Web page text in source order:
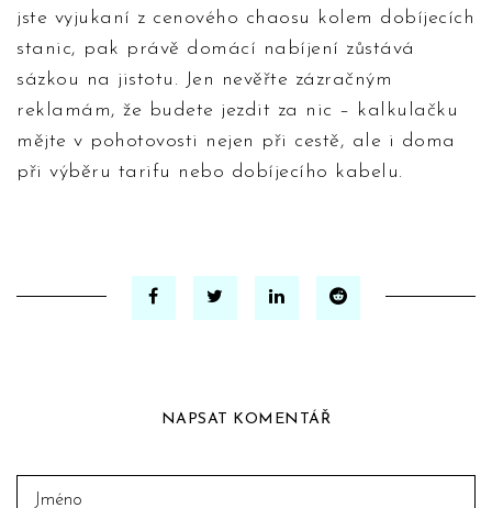
jste vyjukaní z cenového chaosu kolem dobíjecích
stanic, pak právě domácí nabíjení zůstává
sázkou na jistotu. Jen nevěřte zázračným
reklamám, že budete jezdit za nic – kalkulačku
mějte v pohotovosti nejen při cestě, ale i doma
při výběru tarifu nebo dobíjecího kabelu.
NAPSAT KOMENTÁŘ